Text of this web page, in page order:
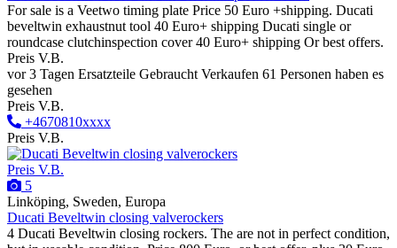
For sale is a Veetwo timing plate Price 50 Euro +shipping. Ducati
beveltwin exhaustnut tool 40 Euro+ shipping Ducati single or
roundcase clutchinspection cover 40 Euro+ shipping Or best offers.
Preis V.B.
vor 3 Tagen Ersatzteile Gebraucht Verkaufen 61 Personen haben es
gesehen
Preis V.B.
+4670810xxxx
Preis V.B.
Preis V.B.
5
Linköping, Sweden, Europa
Ducati Beveltwin closing valverockers
4 Ducati Beveltwin closing rockers. The are not in perfect condition,